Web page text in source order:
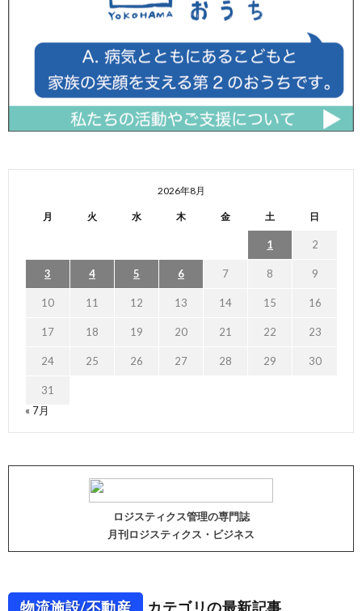
2026年8月
月 火 水 木 金 土 日
1 2
3 4 5 6 7 8 9
10 11 12 13 14 15 16
17 18 19 20 21 22 23
24 25 26 27 28 29 30
31
« 7月
ロジスティクス管理の専門誌
月刊ロジスティクス・ビジネス
物流施設/不動産 カテゴリの最新記事